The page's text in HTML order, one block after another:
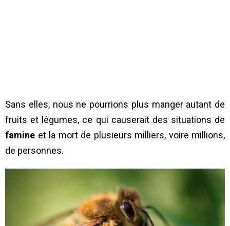
Sans elles, nous ne pourrions plus manger autant de
fruits et légumes, ce qui causerait des situations de
famine et la mort de plusieurs milliers, voire millions,
de personnes.